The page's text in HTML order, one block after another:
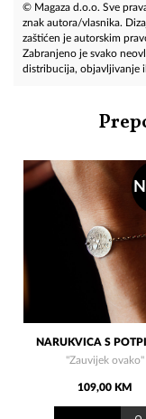
© Magaza d.o.o. Sve
znak autora/vlasnika.
zaštićen je autorskim
Zabranjeno je svako
distribucija, objavljivanje
NARUKVICA S
"Zauvijek ovako"
109,00 KM